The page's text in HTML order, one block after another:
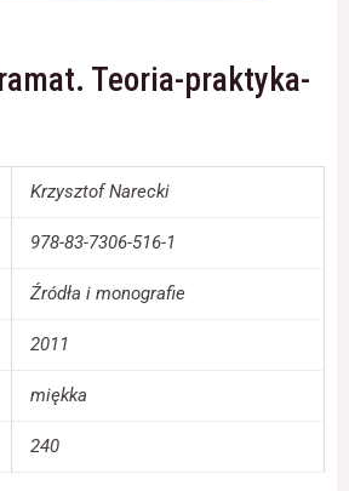
Teoria-praktyka-
Krzysztof Narecki
978-83-7306-516-1
Źródła i monografie
2011
miękka
240
Statystyka
i strukturę
strony
internetowej,
na podstawie
jest używana.
twojego przejścia